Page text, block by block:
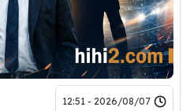
2026/08/07 - 12:51